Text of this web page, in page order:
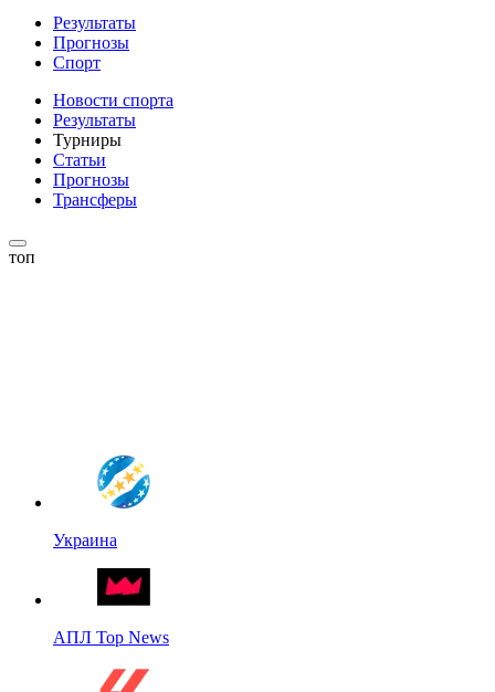
Результаты
Прогнозы
Спорт
Новости спорта
Результаты
Турниры
Статьи
Прогнозы
Трансферы
топ
Украина
АПЛ Top News